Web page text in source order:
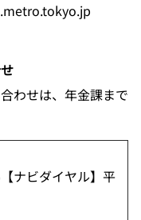
わせは、年金課まで
ナビダイヤル】平